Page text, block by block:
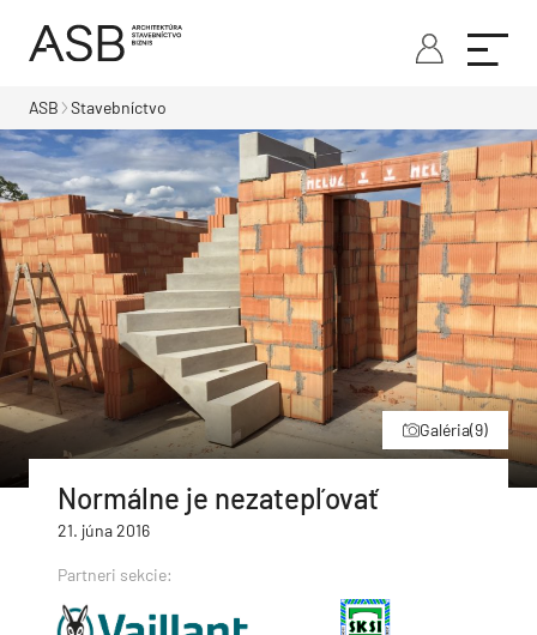
ASB Stavebníctvo
Galéria(9)
Normálne je nezatepľovať
21. júna 2016
Partneri sekcie: